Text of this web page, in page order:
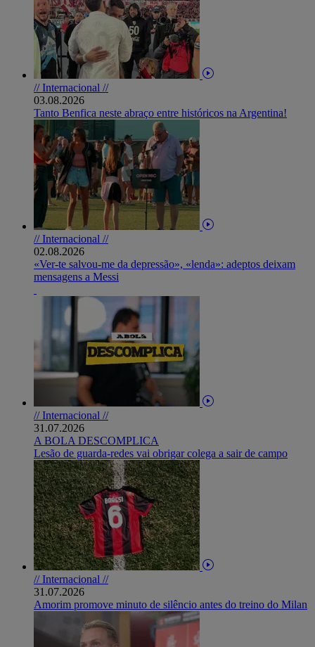
// Internacional //
03.08.2026
Tanto Benfica neste abraço entre históricos na Argentina!
// Internacional //
02.08.2026
«Ver-te salvou-me da depressão», «lenda»: adeptos deixam
mensagens a Messi
// Internacional //
31.07.2026
A BOLA DESCOMPLICA
Lesão de guarda-redes vai obrigar colega a sair de campo
// Internacional //
31.07.2026
Amorim promove minuto de silêncio antes do treino do Milan